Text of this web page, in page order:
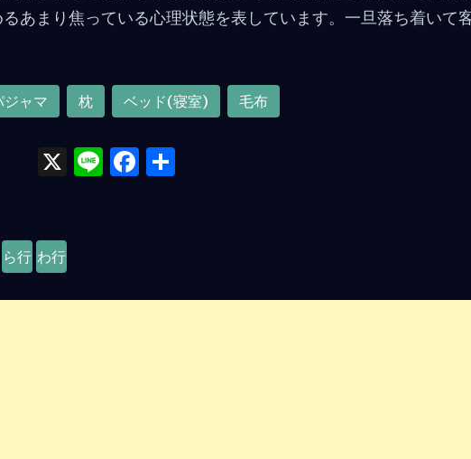
あまり焦っている心理状態を表しています。一旦落ち着いて
ジャマ 枕 ベッド(寝室) 毛布
X Li F
o
ら行 わ行